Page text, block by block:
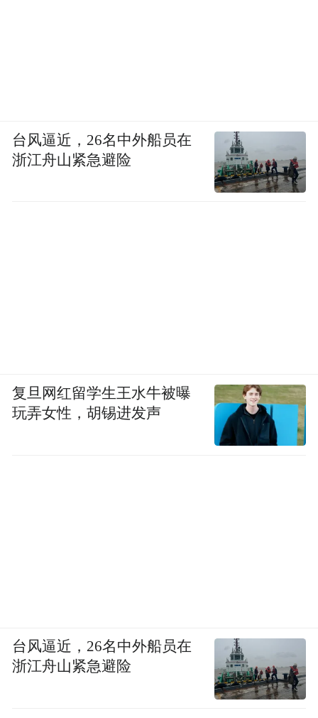
台风逼近，26名中外船员在
浙江舟山紧急避险
复旦网红留学生王水牛被曝
玩弄女性，胡锡进发声
台风逼近，26名中外船员在
浙江舟山紧急避险